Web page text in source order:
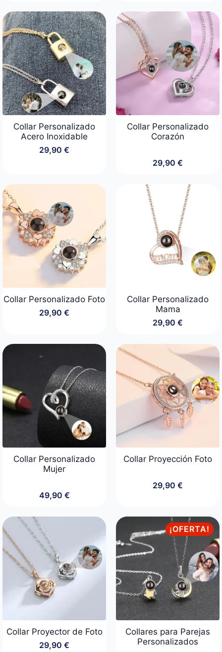
precios:
desde
49,90 €
hasta
89,90 €
Collar Personalizado
Acero Inoxidable
29,90 €
Collar Personalizado
Corazón
29,90 €
Collar Personalizado Foto
29,90 €
Collar Personalizado
Mama
29,90 €
Collar Personalizado
Mujer
49,90 €
Collar Proyección Foto
29,90 €
Collar Proyector de Foto
29,90 €
¡OFERTA!
Collares para Parejas
Personalizados